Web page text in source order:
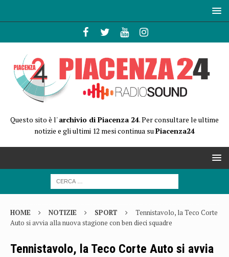
Questo sito è l'archivio di Piacenza 24. Per consultare le ultime
notizie e gli ultimi 12 mesi continua suPiacenza24
HOME NOTIZIE SPORT
Tennistavolo, la Teco Corte
Auto si avvia alla nuova stagione con ben dieci squadre
Tennistavolo, la Teco Corte Auto si avvia